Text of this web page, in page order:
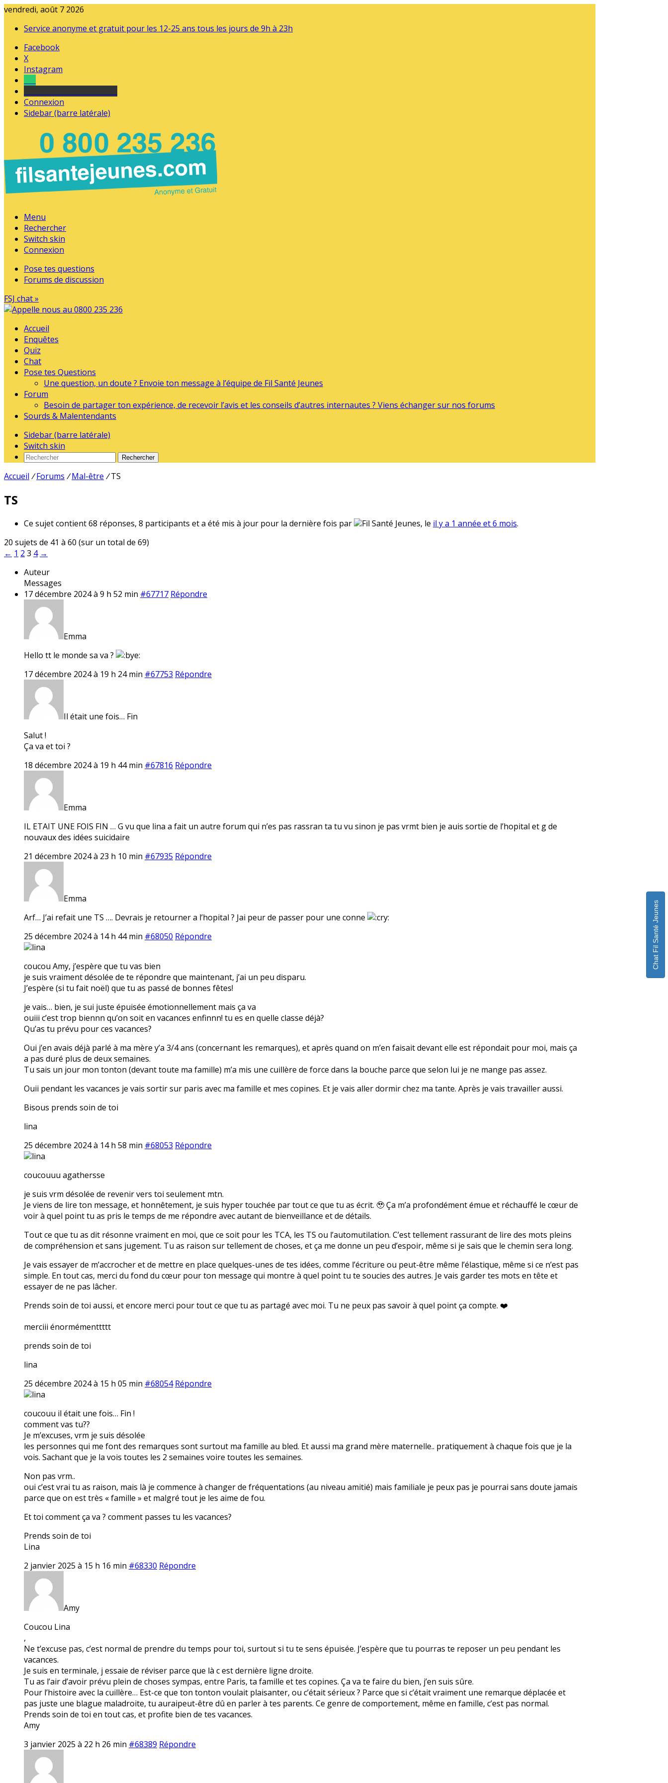
vendredi, août 7 2026
Service anonyme et gratuit pour les 12-25 ans tous les jours de 9h à 23h
Facebook
X
Instagram
Connexion
Sidebar (barre latérale)
Menu
Rechercher
Switch skin
Connexion
Pose tes questions
Forums de discussion
FSJ chat »
Accueil
Enquêtes
Quiz
Chat
Pose tes Questions
Une question, un doute ? Envoie ton message à l’équipe de Fil Santé Jeunes
Forum
Besoin de partager ton expérience, de recevoir l’avis et les conseils d’autres internautes ? Viens échanger sur nos forums
Sourds & Malentendants
Sidebar (barre latérale)
Switch skin
Rechercher
Accueil / Forums / Mal-être / TS
TS
Ce sujet contient 68 réponses, 8 participants et a été mis à jour pour la dernière fois par Fil Santé Jeunes, le il y a 1 année et 6 mois.
20 sujets de 41 à 60 (sur un total de 69)
← 1 2 3 4 →
Auteur
Messages
17 décembre 2024 à 9 h 52 min #67717 Répondre
Emma
Hello tt le monde sa va ?
17 décembre 2024 à 19 h 24 min #67753 Répondre
Il était une fois… Fin
Salut !
Ça va et toi ?
18 décembre 2024 à 19 h 44 min #67816 Répondre
Emma
IL ETAIT UNE FOIS FIN … G vu que lina a fait un autre forum qui n’es pas rassran ta tu vu sinon je pas vrmt bien je auis sortie de l’hopital et g de
nouvaux des idées suicidaire
21 décembre 2024 à 23 h 10 min #67935 Répondre
Emma
Arf… J’ai refait une TS …. Devrais je retourner a l’hopital ? Jai peur de passer pour une conne
25 décembre 2024 à 14 h 44 min #68050 Répondre
lina
coucou Amy, j’espère que tu vas bien
je suis vraiment désolée de te répondre que maintenant, j’ai un peu disparu.
J’espère (si tu fait noël) que tu as passé de bonnes fêtes!
je vais… bien, je sui juste épuisée émotionnellement mais ça va
ouiii c’est trop biennn qu’on soit en vacances enfinnn! tu es en quelle classe déjà?
Qu’as tu prévu pour ces vacances?
Oui j’en avais déjà parlé à ma mère y’a 3/4 ans (concernant les remarques), et après quand on m’en faisait devant elle est répondait pour moi, mais ça
a pas duré plus de deux semaines.
Tu sais un jour mon tonton (devant toute ma famille) m’a mis une cuillère de force dans la bouche parce que selon lui je ne mange pas assez.
Ouii pendant les vacances je vais sortir sur paris avec ma famille et mes copines. Et je vais aller dormir chez ma tante. Après je vais travailler aussi.
Bisous prends soin de toi
lina
25 décembre 2024 à 14 h 58 min #68053 Répondre
lina
coucouuu agathersse
je suis vrm désolée de revenir vers toi seulement mtn.
Je viens de lire ton message, et honnêtement, je suis hyper touchée par tout ce que tu as écrit. 🥹 Ça m’a profondément émue et réchauffé le cœur de
voir à quel point tu as pris le temps de me répondre avec autant de bienveillance et de détails.
Tout ce que tu as dit résonne vraiment en moi, que ce soit pour les TCA, les TS ou l’automutilation. C’est tellement rassurant de lire des mots pleins
de compréhension et sans jugement. Tu as raison sur tellement de choses, et ça me donne un peu d’espoir, même si je sais que le chemin sera long.
Je vais essayer de m’accrocher et de mettre en place quelques-unes de tes idées, comme l’écriture ou peut-être même l’élastique, même si ce n’est pas
simple. En tout cas, merci du fond du cœur pour ton message qui montre à quel point tu te soucies des autres. Je vais garder tes mots en tête et
essayer de ne pas lâcher.
Prends soin de toi aussi, et encore merci pour tout ce que tu as partagé avec moi. Tu ne peux pas savoir à quel point ça compte. ❤️
merciii énormémenttttt
prends soin de toi
lina
25 décembre 2024 à 15 h 05 min #68054 Répondre
lina
coucouu il était une fois… Fin !
comment vas tu??
Je m’excuses, vrm je suis désolée
les personnes qui me font des remarques sont surtout ma famille au bled. Et aussi ma grand mère maternelle.. pratiquement à chaque fois que je la
vois. Sachant que je la vois toutes les 2 semaines voire toutes les semaines.
Non pas vrm..
oui c’est vrai tu as raison, mais là je commence à changer de fréquentations (au niveau amitié) mais familiale je peux pas je pourrai sans doute jamais
parce que on est très « famille » et malgré tout je les aime de fou.
Et toi comment ça va ? comment passes tu les vacances?
Prends soin de toi
Lina
2 janvier 2025 à 15 h 16 min #68330 Répondre
Amy
Coucou Lina
,
Ne t’excuse pas, c’est normal de prendre du temps pour toi, surtout si tu te sens épuisée. J’espère que tu pourras te reposer un peu pendant les
vacances.
Je suis en terminale, j essaie de réviser parce que là c est dernière ligne droite.
Tu as l’air d’avoir prévu plein de choses sympas, entre Paris, ta famille et tes copines. Ça va te faire du bien, j’en suis sûre.
Pour l’histoire avec la cuillère… Est-ce que ton tonton voulait plaisanter, ou c’était sérieux ? Parce que si c’était vraiment une remarque déplacée et
pas juste une blague maladroite, tu auraipeut-être dû en parler à tes parents. Ce genre de comportement, même en famille, c’est pas normal.
Prends soin de toi en tout cas, et profite bien de tes vacances.
Amy
3 janvier 2025 à 22 h 26 min #68389 Répondre
Chat Fil Santé Jeunes